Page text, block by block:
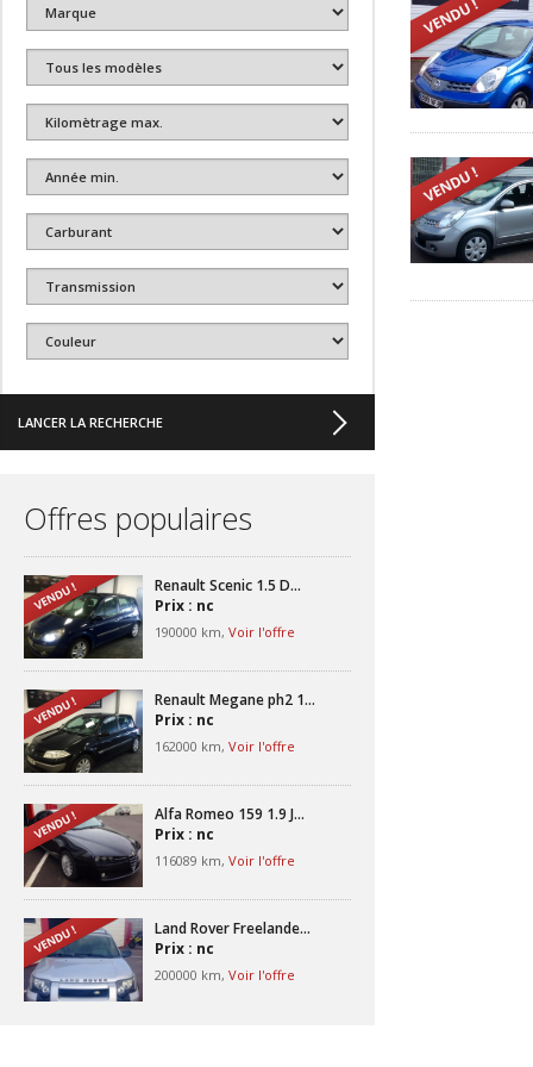
Offres populaires
Renault Scenic 1.5 D...
Prix : nc
190000 km, Voir l'offre
Renault Megane ph2 1...
Prix : nc
162000 km, Voir l'offre
Alfa Romeo 159 1.9 J...
Prix : nc
116089 km, Voir l'offre
Land Rover Freelande...
Prix : nc
200000 km, Voir l'offre